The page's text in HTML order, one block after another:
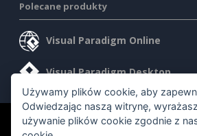
Polecane produkty
Visual Paradigm Online
Visual Paradigm Desktop
©2026 by Visual Paradigm. Wszelkie prawa
Używamy plików cookie, aby
Odwiedzając naszą witrynę,
używanie plików cookie zgodnie z